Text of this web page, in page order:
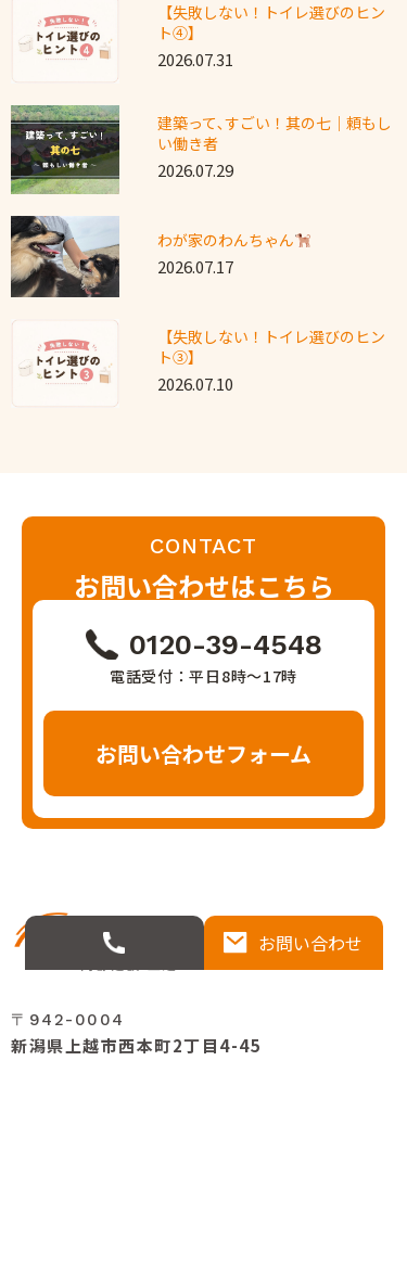
【失敗しない！トイレ選びのヒン
ト④】
2026.07.31
建築って､すごい！其の七｜頼もし
い働き者
2026.07.29
わが家のわんちゃん
2026.07.17
【失敗しない！トイレ選びのヒン
ト③】
2026.07.10
CONTACT
お問い合わせはこちら
0120-39-4548
電話受付：平日8時〜17時
お問い合わせフォーム
〒942-0004
新潟県上越市西本町2丁目4-45
お問い合わせ